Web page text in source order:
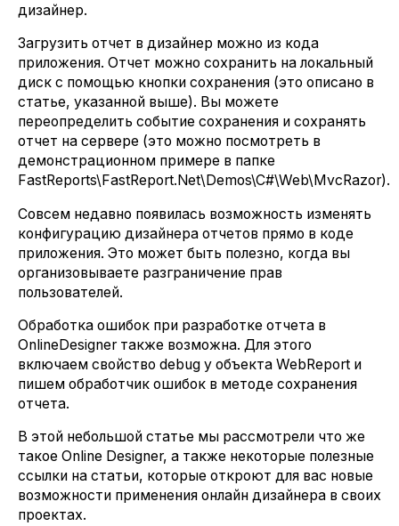
дизайнер.
Загрузить отчет в дизайнер можно из кода
приложения. Отчет можно сохранить на локальный
диск с помощью кнопки сохранения (это описано в
статье, указанной выше). Вы можете
переопределить событие сохранения и сохранять
отчет на сервере (это можно посмотреть в
демонстрационном примере в папке
FastReports\FastReport.Net\Demos\C#\Web\MvcRazor).
Совсем недавно появилась возможность изменять
конфигурацию дизайнера отчетов прямо в коде
приложения. Это может быть полезно, когда вы
организовываете разграничение прав
пользователей.
Обработка ошибок при разработке отчета в
OnlineDesigner также возможна. Для этого
включаем свойство debug у объекта WebReport и
пишем обработчик ошибок в методе сохранения
отчета.
В этой небольшой статье мы рассмотрели что же
такое Online Designer, а также некоторые полезные
ссылки на статьи, которые откроют для вас новые
возможности применения онлайн дизайнера в своих
проектах.